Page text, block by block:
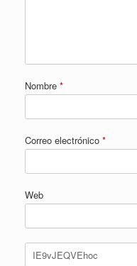
Nombre *
Correo electrónico *
Web